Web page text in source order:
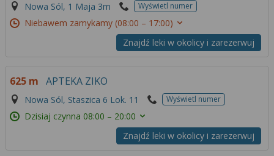
Nowa Sól, 1 Maja 3m Wyświetl numer
Niebawem zamykamy (08:00 – 17:00)
Znajdź leki w okolicy i zarezerwuj
625 m APTEKA ZIKO
Nowa Sól, Staszica 6 Lok. 11 Wyświetl numer
Dzisiaj czynna 08:00 – 20:00
Znajdź leki w okolicy i zarezerwuj